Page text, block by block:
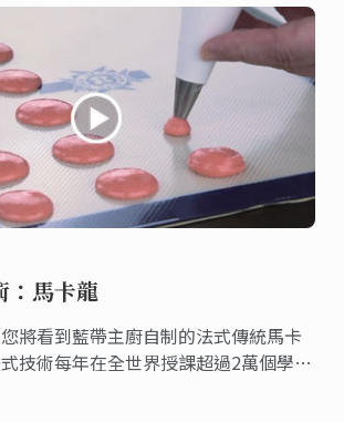
：馬卡龍
將看到藍帶主廚自制的法式傳統馬卡
技術每年在全世界授課超過2萬個學